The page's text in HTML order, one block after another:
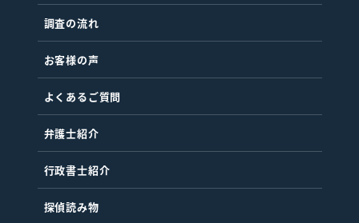
調査の流れ
お客様の声
よくあるご質問
弁護士紹介
行政書士紹介
探偵読み物